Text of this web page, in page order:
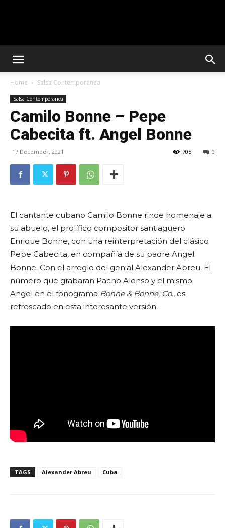
Solar
Club
Home Salsa Contemporanea
Salsa Contemporanea
Camilo Bonne – Pepe
Cabecita ft. Angel Bonne
17 December, 2021 0
705
El cantante cubano Camilo Bonne rinde homenaje a
su abuelo, el prolífico compositor santiaguero
Enrique Bonne, con una reinterpretación del clásico
Pepe Cabecita, en compañía de su padre Angel
Bonne. Con el arreglo del genial Alexander Abreu. El
número que grabaran Pacho Alonso y el mismo
Angel en el fonograma Bonne & Bonne, Co., es
refrescado en esta interesante versión.
TAGS Alexander Abreu Cuba